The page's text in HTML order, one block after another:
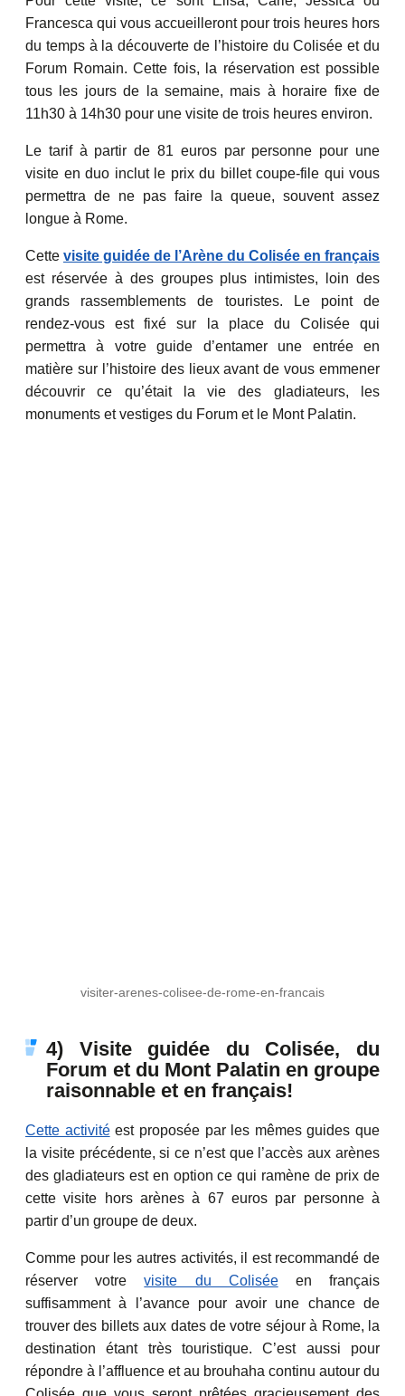
Francesca qui vous accueilleront pour trois heures hors
du temps à la découverte de l’histoire du Colisée et du
Forum Romain. Cette fois, la réservation est possible
tous les jours de la semaine, mais à horaire fixe de
11h30 à 14h30 pour une visite de trois heures environ.
Le tarif à partir de 81 euros par personne pour une
visite en duo inclut le prix du billet coupe-file qui vous
permettra de ne pas faire la queue, souvent assez
longue à Rome.
Cette visite guidée de l’Arène du Colisée en français
est réservée à des groupes plus intimistes, loin des
grands rassemblements de touristes. Le point de
rendez-vous est fixé sur la place du Colisée qui
permettra à votre guide d’entamer une entrée en
matière sur l’histoire des lieux avant de vous emmener
découvrir ce qu’était la vie des gladiateurs, les
monuments et vestiges du Forum et le Mont Palatin.
visiter-arenes-colisee-de-rome-en-francais
4) Visite guidée du Colisée, du
Forum et du Mont Palatin en groupe
raisonnable et en français!
Cette activitéest proposée par les mêmes guides que
la visite précédente, si ce n’est que l’accès aux arènes
des gladiateurs est en option ce qui ramène de prix de
cette visite hors arènes à 67 euros par personne à
partir d’un groupe de deux.
Comme pour les autres activités, il est recommandé de
réserver votrevisite du Coliséeen français
suffisamment à l’avance pour avoir une chance de
trouver des billets aux dates de votre séjour à Rome, la
destination étant très touristique. C’est aussi pour
répondre à l’affluence et au brouhaha continu autour du